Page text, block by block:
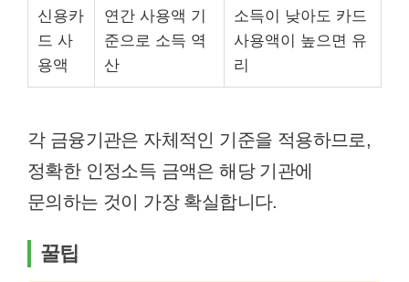
신용카
드 사
용액
연간 사용액 기
준으로 소득 역
산
소득이 낮아도 카드
사용액이 높으면 유
리
각 금융기관은 자체적인 기준을 적용하므로,
정확한 인정소득 금액은 해당 기관에
문의하는 것이 가장 확실합니다.
꿀팁